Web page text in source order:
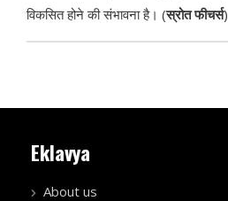
विकसित होने की संभावना है। (स्रोत फीचर्स)
Eklavya
About us